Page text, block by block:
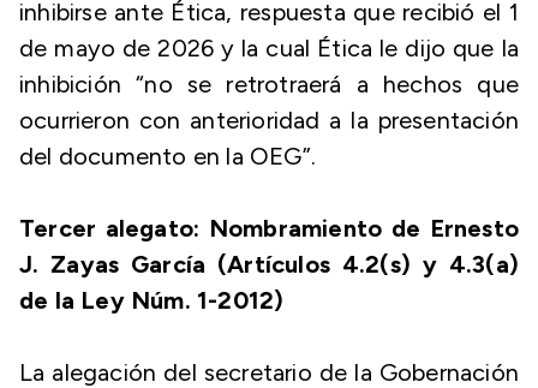
inhibirse ante Ética, respuesta que recibió el 1
de mayo de 2026 y la cual Ética le dijo que la
inhibición “no se retrotraerá a hechos que
ocurrieron con anterioridad a la presentación
del documento en la OEG”.
Tercer alegato: Nombramiento de Ernesto
J. Zayas García (Artículos 4.2(s) y 4.3(a)
de la Ley Núm. 1-2012)
La alegación del secretario de la Gobernación